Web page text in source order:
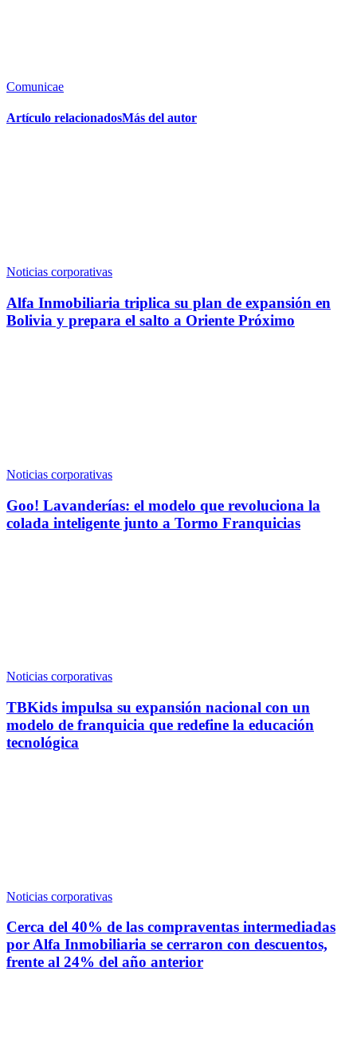
Comunicae
Artículo relacionadosMás del autor
Noticias corporativas
Alfa Inmobiliaria triplica su plan de expansión en
Bolivia y prepara el salto a Oriente Próximo
Noticias corporativas
Goo! Lavanderías: el modelo que revoluciona la
colada inteligente junto a Tormo Franquicias
Noticias corporativas
TBKids impulsa su expansión nacional con un
modelo de franquicia que redefine la educación
tecnológica
Noticias corporativas
Cerca del 40% de las compraventas intermediadas
por Alfa Inmobiliaria se cerraron con descuentos,
frente al 24% del año anterior